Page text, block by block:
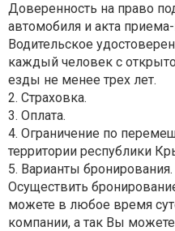
Доверенность на право
автомобиля и акта
Водительское
каждый человек с
езды не менее трех лет.
2. Страховка.
3. Оплата.
4. Ограничение по
территории республики
5. Варианты бронирования.
Осуществить
можете в любое время
компании, а так Вы